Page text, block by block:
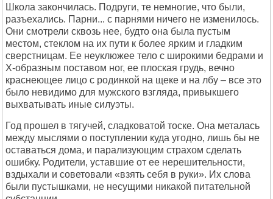
Школа закончилась. Подруги, те немногие, что были,
разъехались. Парни... с парнями ничего не изменилось.
Они смотрели сквозь нее, будто она была пустым
местом, стеклом на их пути к более ярким и гладким
сверстницам. Ее неуклюжее тело с широкими бедрами и
Х-образным поставом ног, ее плоская грудь, вечно
краснеющее лицо с родинкой на щеке и на лбу – все это
было невидимо для мужского взгляда, привыкшего
выхватывать иные силуэты.
Год прошел в тягучей, сладковатой тоске. Она металась
между мыслями о поступлении куда угодно, лишь бы не
оставаться дома, и парализующим страхом сделать
ошибку. Родители, уставшие от ее нерешительности,
вздыхали и советовали «взять себя в руки». Их слова
были пустышками, не несущими никакой питательной